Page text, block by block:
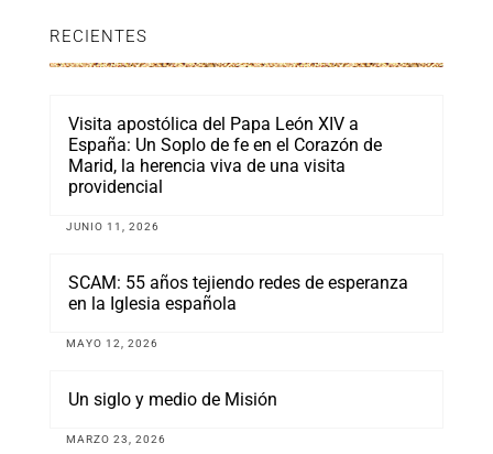
RECIENTES
Visita apostólica del Papa León XIV a
España: Un Soplo de fe en el Corazón de
Marid, la herencia viva de una visita
providencial
JUNIO 11, 2026
SCAM: 55 años tejiendo redes de esperanza
en la Iglesia española
MAYO 12, 2026
Un siglo y medio de Misión
MARZO 23, 2026